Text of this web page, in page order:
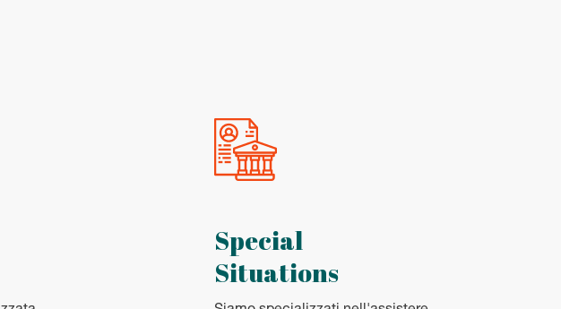
Special
Situations